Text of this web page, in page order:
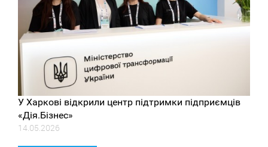
У Харкові відкрили центр підтримки підприємців
«Дія.Бізнес»
14.05.2026